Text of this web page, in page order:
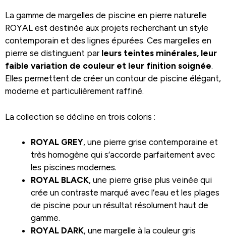
La gamme de margelles de piscine en pierre naturelle
ROYAL est destinée aux projets recherchant un style
contemporain et des lignes épurées. Ces margelles en
pierre se distinguent par leurs teintes minérales, leur
faible variation de couleur et leur finition soignée.
Elles permettent de créer un contour de piscine élégant,
moderne et particulièrement raffiné.
La collection se décline en trois coloris :
ROYAL GREY, une pierre grise contemporaine et
très homogène qui s’accorde parfaitement avec
les piscines modernes.
ROYAL BLACK, une pierre grise plus veinée qui
crée un contraste marqué avec l’eau et les plages
de piscine pour un résultat résolument haut de
gamme.
ROYAL DARK, une margelle à la couleur gris